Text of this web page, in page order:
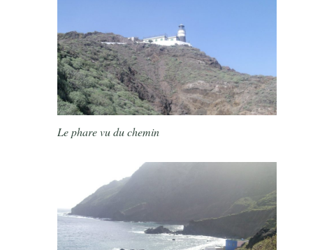
Le phare vu du chemin